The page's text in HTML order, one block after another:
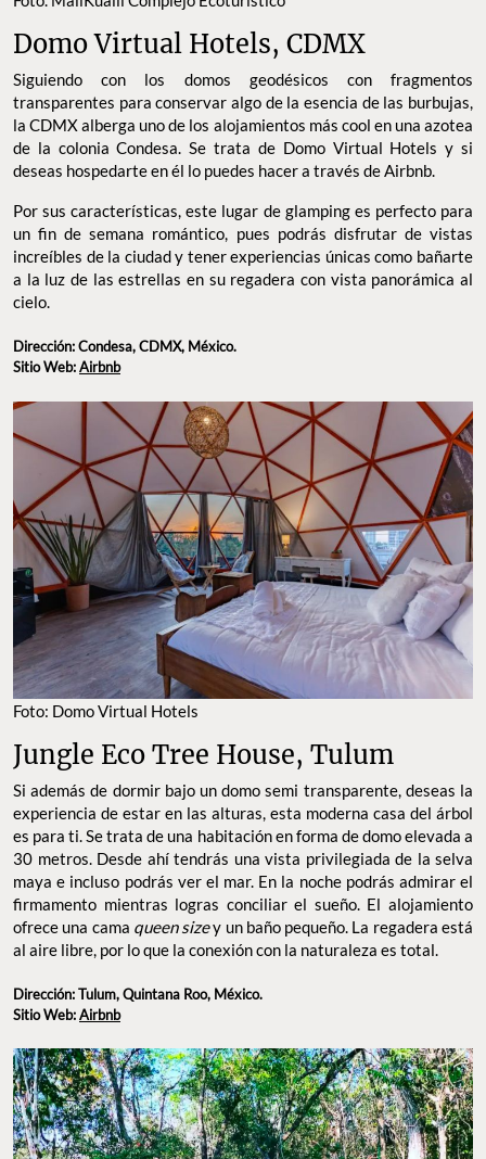
Domo Virtual Hotels, CDMX
Siguiendo con los domos geodésicos con fragmentos
transparentes para conservar algo de la esencia de las burbujas,
la CDMX alberga uno de los alojamientos más cool en una azotea
de la colonia Condesa. Se trata de Domo Virtual Hotels y si
deseas hospedarte en él lo puedes hacer a través de Airbnb.
Por sus características, este lugar de glamping es perfecto para
un fin de semana romántico, pues podrás disfrutar de vistas
increíbles de la ciudad y tener experiencias únicas como bañarte
a la luz de las estrellas en su regadera con vista panorámica al
cielo.
Dirección: Condesa, CDMX, México.
Sitio Web:Airbnb
Foto: Domo Virtual Hotels
Jungle Eco Tree House, Tulum
Si además de dormir bajo un domo semi transparente, deseas la
experiencia de estar en las alturas, esta moderna casa del árbol
es para ti. Se trata de una habitación en forma de domo elevada a
30 metros. Desde ahí tendrás una vista privilegiada de la selva
maya e incluso podrás ver el mar. En la noche podrás admirar el
firmamento mientras logras conciliar el sueño. El alojamiento
ofrece una cama queen sizey un baño pequeño. La regadera está
al aire libre, por lo que la conexión con la naturaleza es total.
Dirección: Tulum, Quintana Roo, México.
Sitio Web:Airbnb